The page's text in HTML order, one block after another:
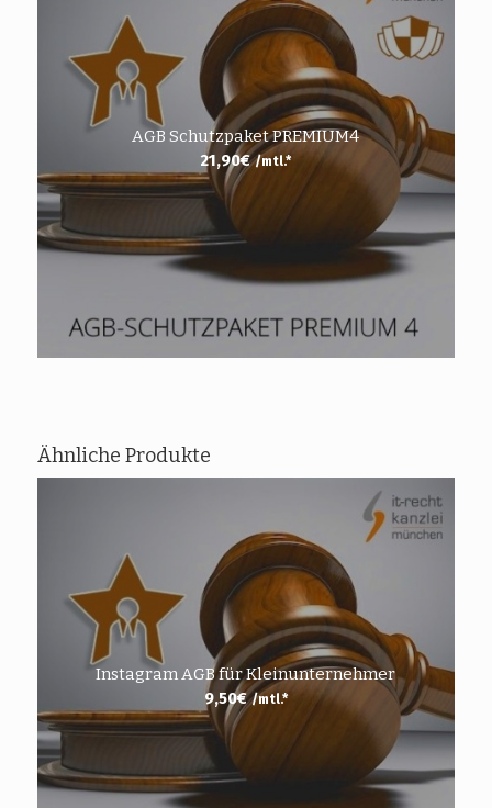
AGB Schutzpaket PREMIUM4
21,90€ /mtl.*
Ähnliche Produkte
Instagram AGB für Kleinunternehmer
9,50€ /mtl.*